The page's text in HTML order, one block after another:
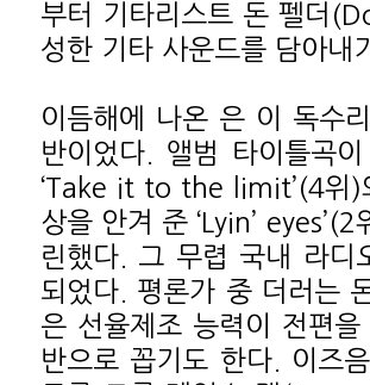
부터 기타리스트 돈 펠더
성한 기타 사운드를 담아내
이듬해에 나온 은 이 독수
반이었다. 앨범 타이틀곡
‘Take it to the limit’(4위)
상을 안겨 준 ‘Lyin’
린했다. 그 무렵 국내 라디
되었다. 평론가 중 더러는
은 선율제조 능력이 전편
반으로 꼽기도 한다. 이즈